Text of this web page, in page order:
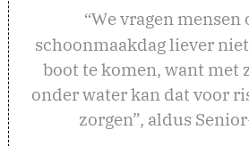
“We vragen mensen
schoonmaakdag liever
boot te komen, want met
onder water kan dat voor
zorgen”, aldus